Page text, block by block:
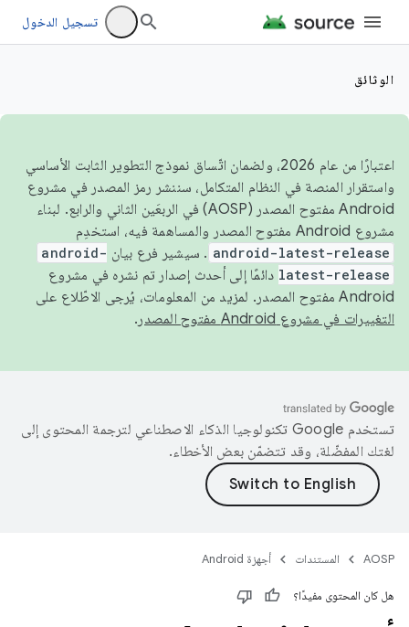
تسجيل الدخول
الوثائق
اعتبارًا من عام 2026، ولضمان اتّساق نموذج التطوير الثابت الأساسي
واستقرار المنصة في النظام المتكامل، سننشر رمز المصدر في مشروع
Android مفتوح المصدر (AOSP) في الربعَين الثاني والرابع. لبناء
مشروع Android مفتوح المصدر والمساهمة فيه، استخدِم
android-latest-release . سيشير فرع بيان android-
latest-release دائمًا إلى أحدث إصدار تم نشره في مشروع
Android مفتوح المصدر. لمزيد من المعلومات، يُرجى الاطّلاع على
التغييرات في مشروع Android مفتوح المصدر
.
تستخدم Google تكنولوجيا الذكاء الاصطناعي لترجمة المحتوى إلى
لغتك المفضّلة، وقد تتضمّن بعض الأخطاء.
AOSP المستندات أجهزة Android
هل كان المحتوى مفيدًا؟